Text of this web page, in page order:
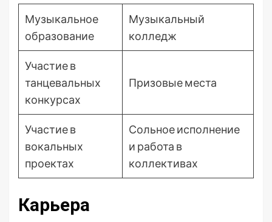
Музыкальное
образование
Музыкальный
колледж
Участие в
танцевальных
конкурсах
Призовые места
Участие в
вокальных
проектах
Сольное исполнение
и работа в
коллективах
Карьера